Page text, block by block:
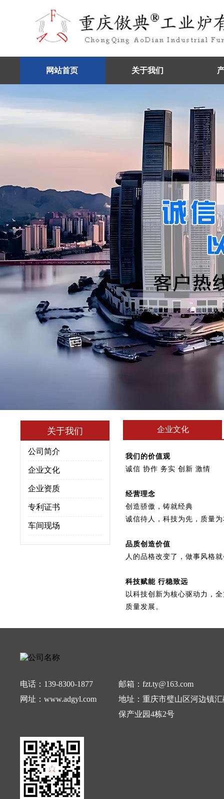
网站首页 关于我们
关于我们
公司简介
企业文化
企业资质
专利证书
车间现场
企业文化
我们的价值观
诚信 协作 务实 创新 激情
经营理念
创造骄傲，铸就经典
诚信待人，科技为先，质量
品质创造价值
人的品格改变了，做事风格
科技赋能 行稳致远
以科技创新为核心驱动力，
质量发展。
电话：139-8300-1877
网址：www.adgyl.com
邮箱：fzt.ty@163.com
地址：重庆市璧山区河边镇
保产业园4栋2号